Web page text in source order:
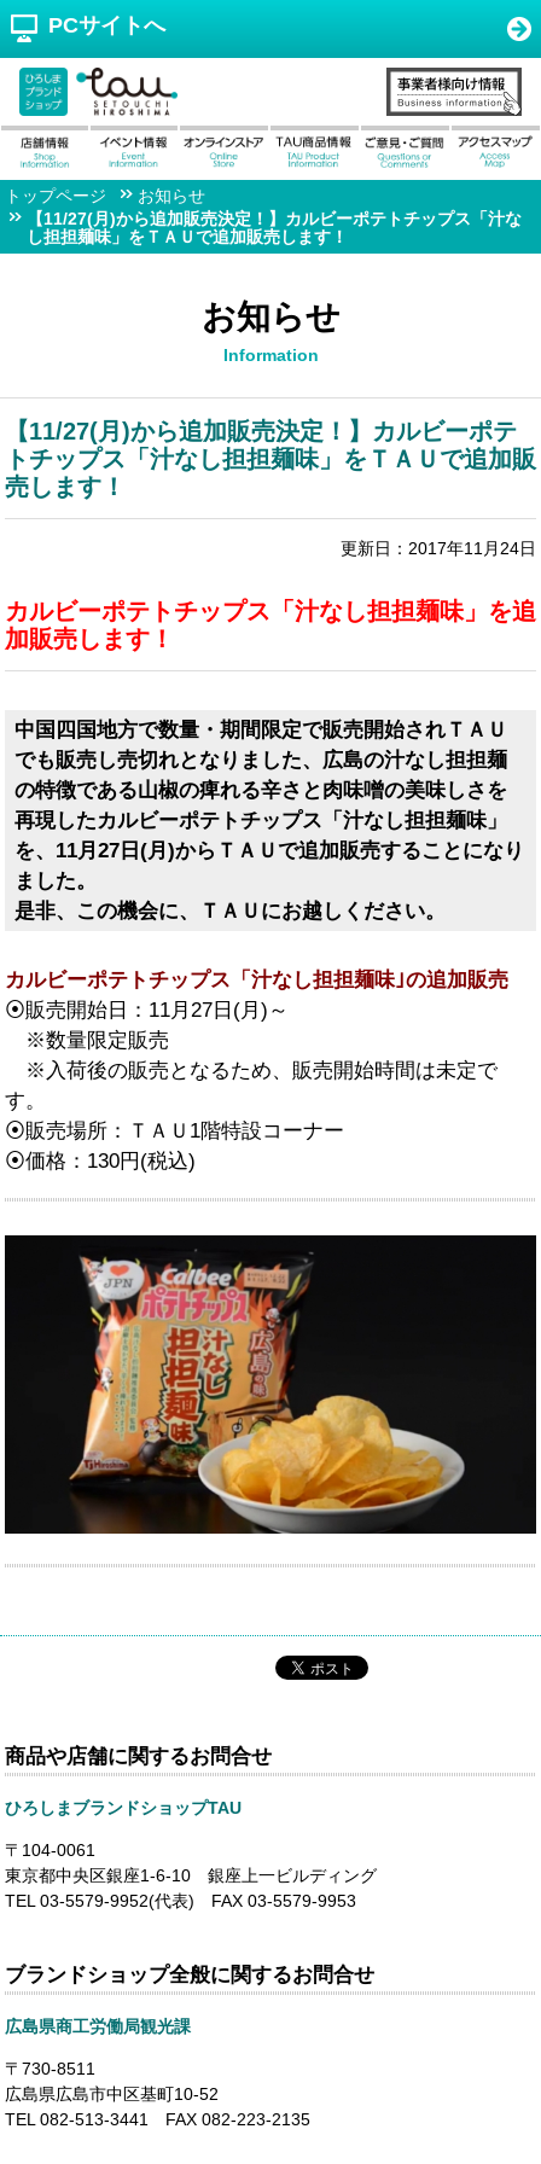
PCサイトへ
トップページ
お知らせ
【11/27(月)から追加販売決定！】カルビーポテトチップス「汁な
し担担麺味」をＴＡＵで追加販売します！
お知らせ
Information
【11/27(月)から追加販売決定！】カルビーポテ
トチップス「汁なし担担麺味」をＴＡＵで追加販
売します！
更新日：2017年11月24日
カルビーポテトチップス「汁なし担担麺味」を追
加販売します！
中国四国地方で数量・期間限定で販売開始されＴＡＵ
でも販売し売切れとなりました、広島の汁なし担担麺
の特徴である山椒の痺れる辛さと肉味噌の美味しさを
再現したカルビーポテトチップス「汁なし担担麺味」
を、11月27日(月)からＴＡＵで追加販売することになり
ました。
是非、この機会に、ＴＡＵにお越しください。
カルビーポテトチップス「汁なし担担麺味｣の追加販売
⦿販売開始日：11月27日(月)～
※数量限定販売
※入荷後の販売となるため、販売開始時間は未定で
す。
⦿販売場所：ＴＡＵ1階特設コーナー
⦿価格：130円(税込)
商品や店舗に関するお問合せ
ひろしまブランドショップTAU
〒104-0061
東京都中央区銀座1-6-10 銀座上一ビルディング
TEL 03-5579-9952(代表) FAX 03-5579-9953
ブランドショップ全般に関するお問合せ
広島県商工労働局観光課
〒730-8511
広島県広島市中区基町10-52
TEL 082-513-3441 FAX 082-223-2135